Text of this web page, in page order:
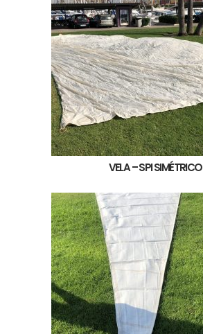
VELA – SPI SIMÉTRICO